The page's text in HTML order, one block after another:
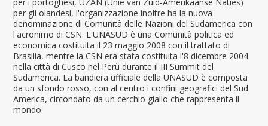
per gli olandesi, l'organizzazione inoltre ha la nuova
denominazione di Comunità delle Nazioni del Sudamerica con
l'acronimo di CSN. L'UNASUD è una Comunità politica ed
economica costituita il 23 maggio 2008 con il trattato di
Brasilia, mentre la CSN era stata costituita l'8 dicembre 2004
nella città di Cusco nel Perù durante il III Summit del
Sudamerica. La bandiera ufficiale della UNASUD è composta
da un sfondo rosso, con al centro i confini geografici del Sud
America, circondato da un cerchio giallo che rappresenta il
mondo.